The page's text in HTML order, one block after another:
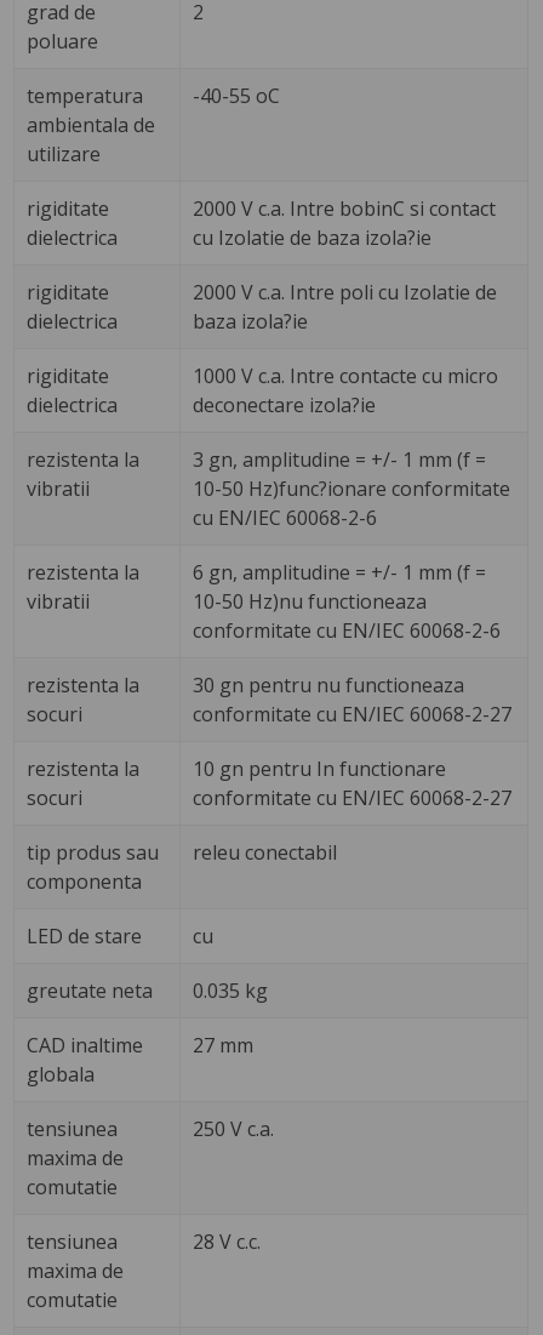
grad de
poluare
2
temperatura
ambientala de
utilizare
-40-55 oC
rigiditate
dielectrica
2000 V c.a. Intre bobinC si contact
cu Izolatie de baza izola?ie
rigiditate
dielectrica
2000 V c.a. Intre poli cu Izolatie de
baza izola?ie
rigiditate
dielectrica
1000 V c.a. Intre contacte cu micro
deconectare izola?ie
rezistenta la
vibratii
3 gn, amplitudine = +/- 1 mm (f =
10-50 Hz)func?ionare conformitate
cu EN/IEC 60068-2-6
rezistenta la
vibratii
6 gn, amplitudine = +/- 1 mm (f =
10-50 Hz)nu functioneaza
conformitate cu EN/IEC 60068-2-6
rezistenta la
socuri
30 gn pentru nu functioneaza
conformitate cu EN/IEC 60068-2-27
rezistenta la
socuri
10 gn pentru In functionare
conformitate cu EN/IEC 60068-2-27
tip produs sau
componenta
releu conectabil
LED de stare cu
greutate neta 0.035 kg
CAD inaltime
globala
27 mm
tensiunea
maxima de
comutatie
250 V c.a.
tensiunea
maxima de
comutatie
28 V c.c.